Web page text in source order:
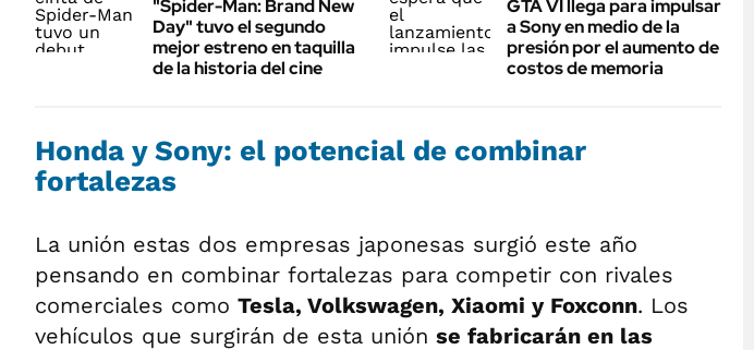
"Spider-Man: Brand New
Day" tuvo el segundo
mejor estreno en taquilla
de la historia del cine
GTA VI llega para impulsar
a Sony en medio de la
presión por el aumento de
costos de memoria
Honda y Sony: el potencial de combinar
fortalezas
La unión estas dos empresas japonesas surgió este año
pensando en combinar fortalezas para competir con rivales
comerciales como Tesla, Volkswagen, Xiaomi y Foxconn. Los
vehículos que surgirán de esta unión se fabricarán en las